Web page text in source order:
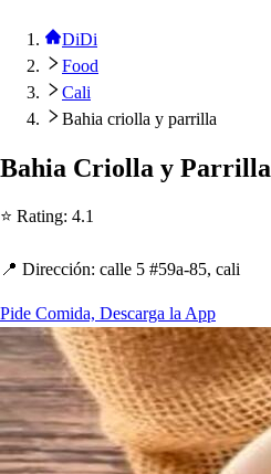
DiDi
Food
Cali
Bahia criolla y parrilla
Bahia Criolla y Parrilla
⭐ Rating: 4.1
📍 Dirección: calle 5 #59a-85, cali
Pide Comida, Descarga la App